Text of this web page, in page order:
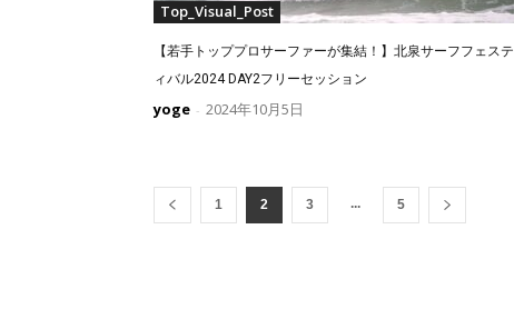
Top_Visual_Post
【若手トッププロサーファーが集結！】北泉サーフフェステ
ィバル2024 DAY2フリーセッション
yoge - 2024年10月5日
1 2 3 ... 5